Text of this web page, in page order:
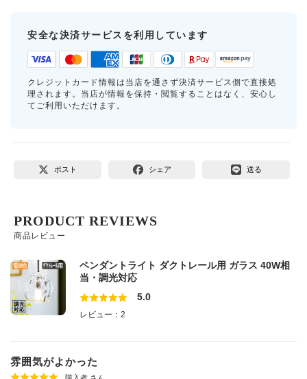
安全な決済サービスを利用しています
クレジットカード情報は当店を通さず決済サービス側で直接処
理されます。当店が情報を保持・閲覧することはなく、安心し
てご利用いただけます。
ポスト シェア 送る
商品レビュー
PRODUCT REVIEWS
ペンダントライト ダクトレール用 ガラス 40W相
当・調光対応
5.0
レビュー：2
雰囲気がよかった